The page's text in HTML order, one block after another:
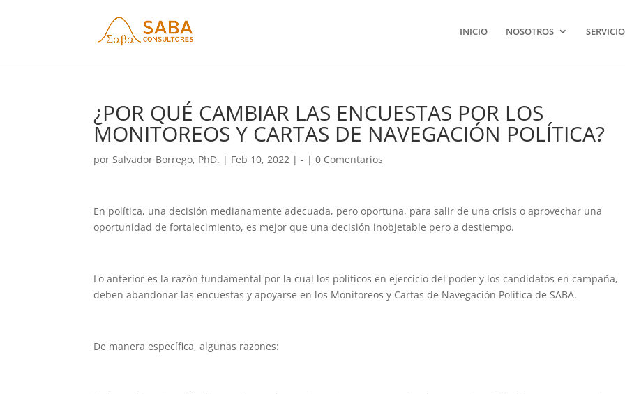
INICIO NOSOTROS
¿POR QUÉ CAMBIAR LAS ENCUESTAS POR LOS
MONITOREOS Y CARTAS DE NAVEGACIÓN POLÍTICA?
porSalvador Borrego, PhD. | Feb 10, 2022 |- |0 Comentarios
En política, una decisión medianamente adecuada, pero oportuna, para salir de una crisis o aprovechar una
oportunidad de fortalecimiento, es mejor que una decisión inobjetable pero a destiempo.
Lo anterior es la razón fundamental por la cual los políticos en ejercicio del poder y los candidatos en campaña,
deben abandonar las encuestas y apoyarse en los Monitoreos y Cartas de Navegación Política de SABA.
De manera específica, algunas razones: